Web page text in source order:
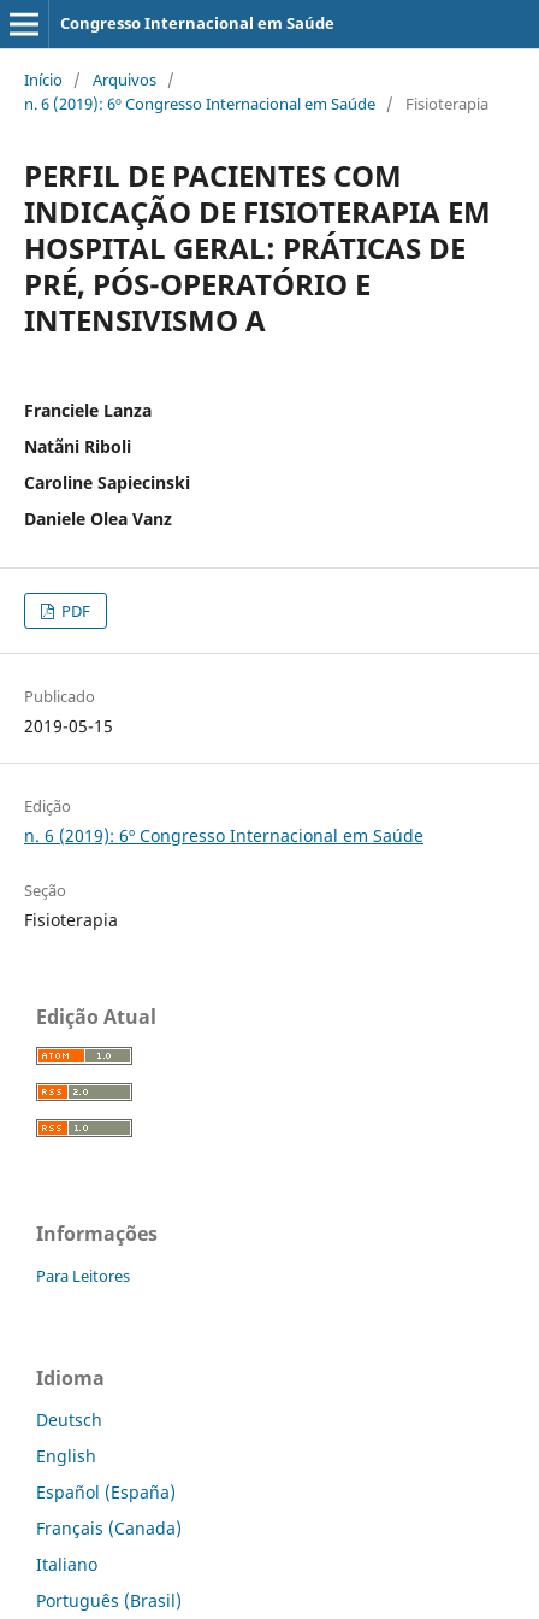
Congresso Internacional em Saúde
Início / Arquivos /
n. 6 (2019): 6º Congresso Internacional em Saúde / Fisioterapia
PERFIL DE PACIENTES COM
INDICAÇÃO DE FISIOTERAPIA EM
HOSPITAL GERAL: PRÁTICAS DE
PRÉ, PÓS-OPERATÓRIO E
INTENSIVISMO A
Franciele Lanza
Natãni Riboli
Caroline Sapiecinski
Daniele Olea Vanz
PDF
Publicado
2019-05-15
Edição
n. 6 (2019): 6º Congresso Internacional em Saúde
Seção
Fisioterapia
Edição Atual
Informações
Para Leitores
Idioma
Deutsch
English
Español (España)
Français (Canada)
Italiano
Português (Brasil)